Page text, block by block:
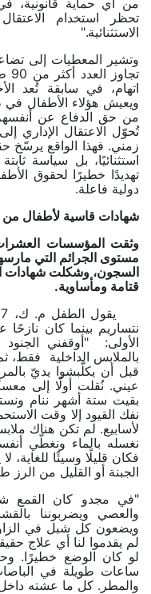
من أي حماية قانونية،
تحظر استخدام
الاستثنائية".
وتشير المعطيات إلى
اتهام، في سابقة تُعد
ويعيش هؤلاء الأطفال
من حق الدفاع عن
تُحوّل الاعتقال الإداري
زمني. فهذا الواقع يرسّخ
استثنائيًا، بل سياسة
تهديدًا خطيرًا لحقوق
دولية فاعلة.
شهادات قاسية لأطفال
وثقت المؤسسات
مستوى الجرائم التي
السجون، وشكلت شهادات
قتامة ومأساوية.
نتساريم بينما كان
الأولى: "أوقفني
بالملابس الداخلية
قبل أن يكلّبشوا يديّ
عيني. نُقلت أولًا إلى
بقيت ستة أشهر ننام
نفك القيود إلا وقت
لأسابيع. لم تكن هناك
نغسله بالماء ونغطّي
فكان قليلًا وسيئًا
الجبنة أو القليل من الرز
"في مجدو كان القمع
والعصي ويضربوننا
ويضعون كل شبل في
لم يقدموا لنا أي علاج
لو كان الوضع خطيرًا.
ساعات طويلة في
والمطر. كل ما عشته